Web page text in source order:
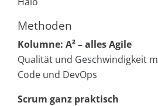
Methoden
Kolumne: A² – alles Agile
Qualität und Geschwindigkeit
Code und DevOps
Scrum ganz praktisch